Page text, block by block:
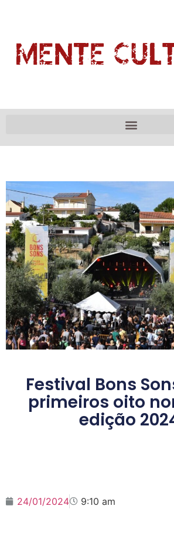
Festival Bons
primeiros oito
edição
24/01/2024 9:10 am